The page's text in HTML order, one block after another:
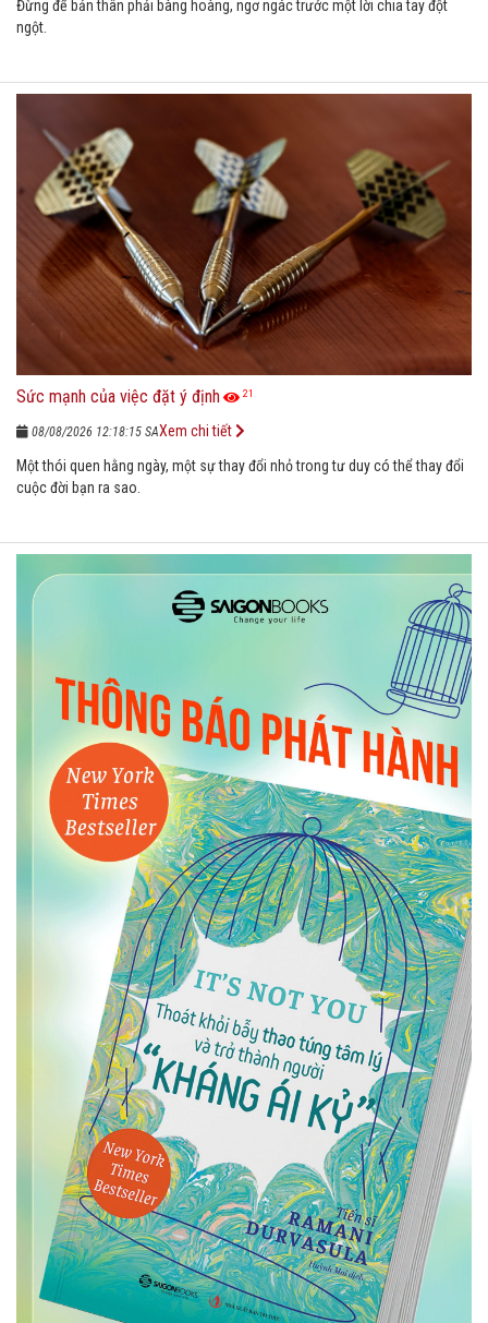
Đừng để bản thân phải bàng hoàng, ngơ ngác trước một lời chia tay đột
ngột.
Sức mạnh của việc đặt ý định 21
08/08/2026 12:18:15 SA
Một thói quen hằng ngày, một sự thay đổi nhỏ trong tư duy có thể thay đổi
cuộc đời bạn ra sao.
Xem chi tiết